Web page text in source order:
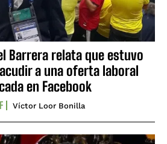
Barrera relata que estuvo
a una oferta laboral
en Facebook
Víctor Loor Bonilla